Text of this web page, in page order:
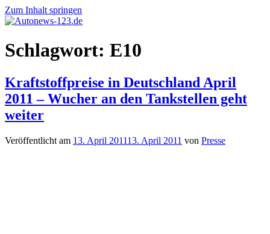
Zum Inhalt springen
Autonews-
123.de
Autonews
mit
Schlagwort: E10
Kraftstoffpreise in Deutschland April
2011 – Wucher an den Tankstellen geht
weiter
Veröffentlicht am 13. April 201113. April 2011 von Presse